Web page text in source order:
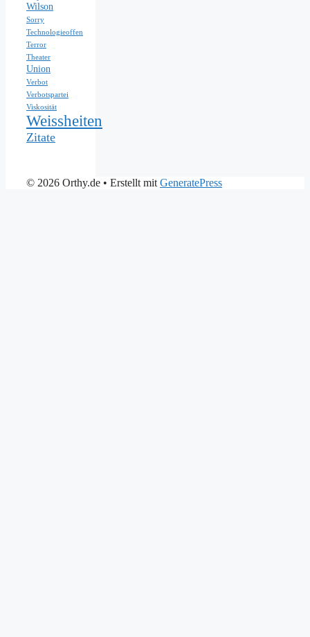
Wilson
Sorry
Technologieoffen
Terror
Theater
Union
Verbot
Verbotspartei
Viskosität
Weissheiten
Zitate
© 2026 Orthy.de • Erstellt mit GeneratePress